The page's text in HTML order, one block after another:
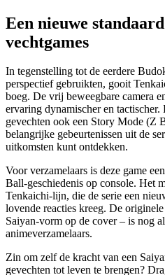
Een nieuwe
vechtgames
In tegenstelling tot de eerdere
perspectief gebruikten, gooit
boeg. De vrij beweegbare camera
ervaring dynamischer en tactischer.
gevechten ook een Story Mode (Z
belangrijke gebeurtenissen uit de
uitkomsten kunt ontdekken.
Voor verzamelaars is deze game
Ball-geschiedenis op console. Het
Tenkaichi-lijn, die de serie een
lovende reacties kreeg. De
Saiyan-vorm op de cover – is nog
animeverzamelaars.
Zin om zelf de kracht van een
gevechten tot leven te brengen?